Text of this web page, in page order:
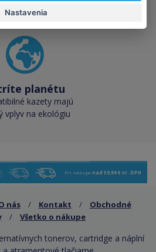
planétu
kazety majú
vplyv na ekológiu
Pri nákupe nad 59,99 € vr. DPH
nás / Kontakt /
Obchodné
/ Všetko o nákupe
tonerov, cartridge a náplní
Nastavenia